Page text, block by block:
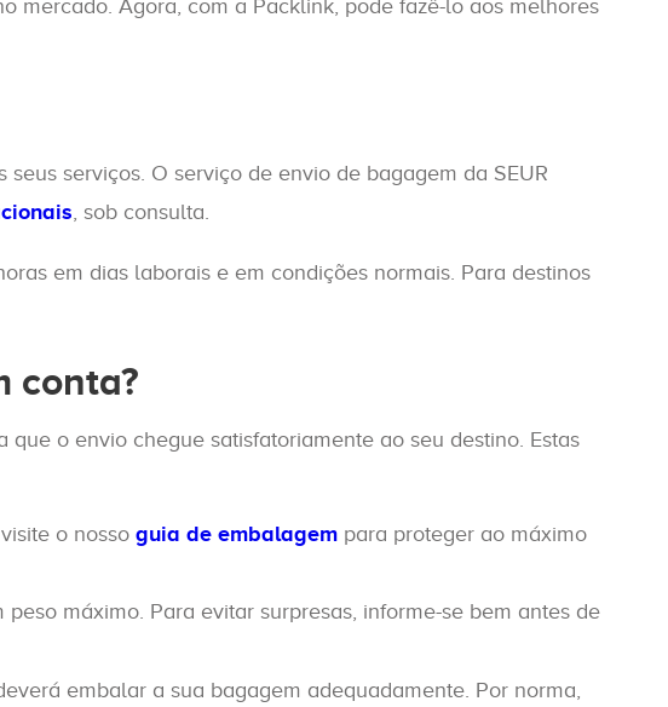
mercado. Agora, com a Packlink, pode fazê-lo aos melhores
serviços. O serviço de envio de bagagem da SEUR
, sob consulta.
em dias laborais e em condições normais. Para destinos
conta?
o envio chegue satisfatoriamente ao seu destino. Estas
o nosso guia de embalagem para proteger ao máximo
máximo. Para evitar surpresas, informe-se bem antes de
embalar a sua bagagem adequadamente. Por norma,